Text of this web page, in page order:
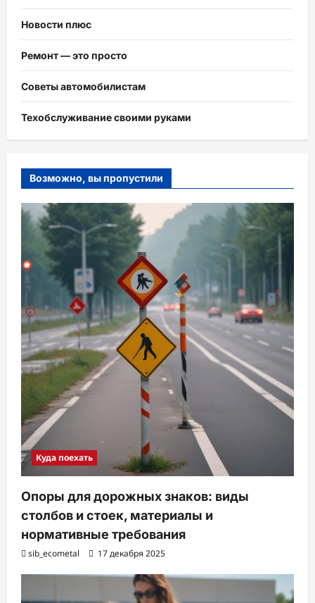
Новости плюс
Ремонт — это просто
Советы автомобилистам
Техобслуживание своими руками
Возможно, вы пропустили
Куда поехать
Опоры для дорожных знаков: виды
столбов и стоек, материалы и
нормативные требования
sib_ecometal 17 декабря 2025